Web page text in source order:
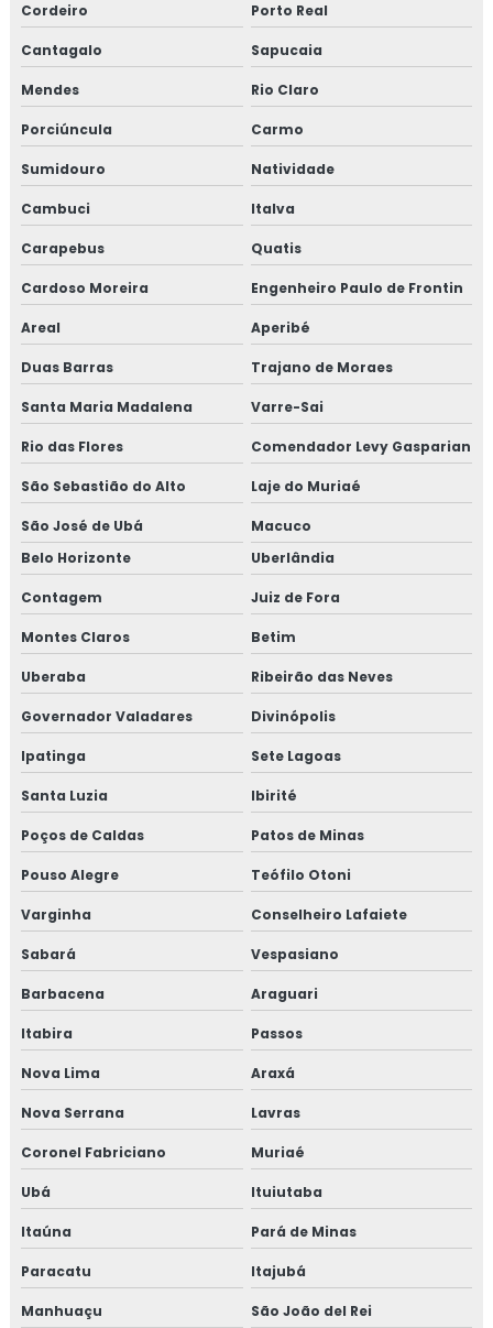
Isolamento poliuretano projetado
Isolamento térmico aço inox
Isolamento térmico alumínio
Isolamento térmico alumínio corrugado
Isolamento térmico container preço
Isolamento térmico de descargas
Isolamento térmico de dutos
Isolamento térmico de dutos valor
Isolamento térmico de turbinas
Isolamento térmico em fibra cerâmica
Isolamento térmico frio
Isolamento térmico industrial rio de janeiro
Isolamento térmico industrial rj
Isolamento térmico interno
Isolamento térmico offshore
Isolamento térmico offshore petrolífero
Isolamento térmico para container
Isolamento térmico para funilaria industrial
Isolamento térmico para galpão
Isolamento térmico para galpão de armazenagem
Isolamento térmico para galpão industrial
Isolamento térmico para indústria
Isolamento térmico para navios
Isolamento térmico para onshore
Cordeiro Porto Real
Cantagalo Sapucaia
Mendes Rio Claro
Porciúncula Carmo
Sumidouro Natividade
Cambuci Italva
Carapebus Quatis
Cardoso Moreira Engenheiro Paulo de Frontin
Areal Aperibé
Duas Barras Trajano de Moraes
Santa Maria Madalena Varre-Sai
Rio das Flores Comendador Levy Gasparian
São Sebastião do Alto Laje do Muriaé
São José de Ubá
Macuco
Belo Horizonte
Uberlândia
Contagem Juiz de Fora
Montes Claros Betim
Uberaba Ribeirão das Neves
Governador Valadares Divinópolis
Ipatinga Sete Lagoas
Santa Luzia Ibirité
Poços de Caldas Patos de Minas
Pouso Alegre Teófilo Otoni
Varginha Conselheiro Lafaiete
Sabará Vespasiano
Barbacena Araguari
Itabira Passos
Nova Lima Araxá
Nova Serrana Lavras
Coronel Fabriciano Muriaé
Ubá Ituiutaba
Itaúna Pará de Minas
Paracatu Itajubá
Manhuaçu São João del Rei